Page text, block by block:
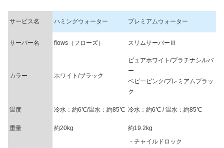
サービス名 ハミングウォーター プレミアムウォーター
サーバー名 flows（フローズ） スリムサーバーⅢ
カラー ホワイト/ブラック
ピュアホワイト/プラチナシルバ
ー
ベビーピンク/プレミアムブラッ
ク
温度 冷水：約6℃/温水：約85℃ 冷水：約6℃ / 温水：約85℃
重量 約20kg 約19.2kg
・チャイルドロック